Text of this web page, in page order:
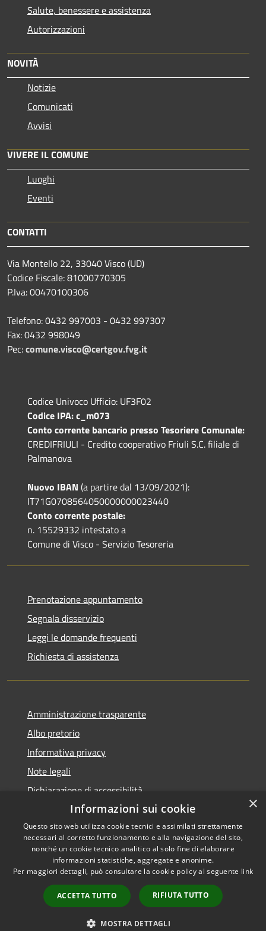
Salute, benessere e assistenza
Autorizzazioni
NOVITÀ
Notizie
Comunicati
Avvisi
VIVERE IL COMUNE
Luoghi
Eventi
CONTATTI
Via Montello 22, 33040 Visco (UD)
Codice Fiscale: 81000770305
P.Iva: 00470100306
Telefono: 0432 997003 - 0432 997307
Fax: 0432 998049
Pec:comune.visco@certgov.fvg.it
Codice Univoco Ufficio: UF3F02
Codice IPA: c_m073
Conto corrente bancario presso Tesoriere Comunale:
CREDIFRIULI - Credito cooperativo Friuli S.C. filiale di
Palmanova
Nuovo IBAN (a partire dal 13/09/2021):
IT71G0708564050000000023440
Conto corrente postale:
n. 15529332 intestato a
Comune di Visco - Servizio Tesoreria
Prenotazione appuntamento
Segnala disservizio
Leggi le domande frequenti
Richiesta di assistenza
Amministrazione trasparente
Albo pretorio
Informativa privacy
Note legali
Dichiarazione di accessibilità
Accessibilità
Privacy
Mappa del sito
Feedback accessibilità
Copyright © 2026 • Comune di
Visco • Powered by
Municipium
Accesso
redazione
×
Informazioni sui cookie
Questo sito web utilizza cookie tecnici e assimilati strettamente
necessari al corretto funzionamento e alla navigazione del sito,
nonché un cookie tecnico analitico al solo fine di elaborare
informazioni statistiche, aggregate e anonime.
Per maggiori dettagli, può consultare la cookie policy al seguente link
ACCETTA TUTTO RIFIUTA TUTTO
MOSTRA DETTAGLI